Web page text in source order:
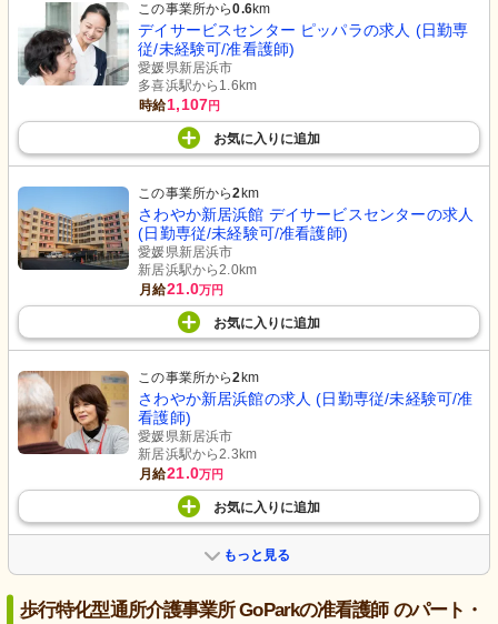
この事業所から0.6km
デイサービスセンター ピッパラの求人 (日勤専
従/未経験可/准看護師)
愛媛県新居浜市
多喜浜駅から1.6km
時給1,107円
お気に入り に追加
この事業所から2 km
さわやか新居浜館 デイサービスセンターの求人
(日勤専従/未経験可/准看護師)
愛媛県新居浜市
新居浜駅から2.0km
月給21.0万円
お気に入り に追加
この事業所から2 km
さわやか新居浜館の求人 (日勤専従/未経験可/准
看護師)
愛媛県新居浜市
新居浜駅から2.3km
月給21.0万円
お気に入り に追加
もっと見る
歩行特化型通所介護事業所 GoParkの准看護師 のパート・